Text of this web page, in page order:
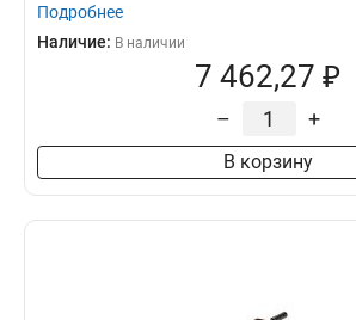
Подробнее
Наличие: В наличии
7 462,27 ₽
– +
В корзину